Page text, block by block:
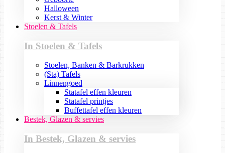
Halloween
Kerst & Winter
Stoelen & Tafels
In Stoelen & Tafels
Stoelen, Banken & Barkrukken
(Sta) Tafels
Linnengoed
Statafel effen kleuren
Statafel printjes
Buffettafel effen kleuren
Bestek, Glazen & servies
In Bestek, Glazen & servies